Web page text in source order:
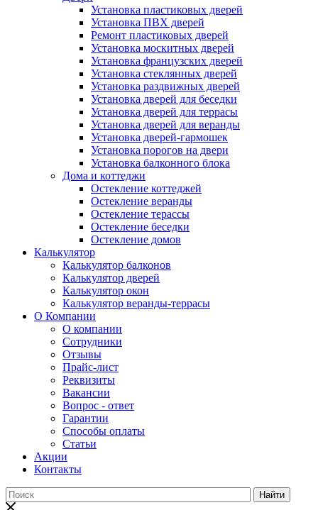
Установка пластиковых дверей
Установка ПВХ дверей
Ремонт пластиковых дверей
Установка москитных дверей
Установка французских дверей
Установка стеклянных дверей
Установка раздвижных дверей
Установка дверей для беседки
Установка дверей для террасы
Установка дверей для веранды
Установка дверей-гармошек
Установка порогов на двери
Установка балконного блока
Дома и коттеджи
Остекление коттеджей
Остекление веранды
Остекление терассы
Остекление беседки
Остекление домов
Калькулятор
Калькулятор балконов
Калькулятор дверей
Калькулятор окон
Калькулятор веранды-террасы
О Компании
О компании
Сотрудники
Отзывы
Прайс-лист
Реквизиты
Вакансии
Вопрос - ответ
Гарантии
Способы оплаты
Статьи
Акции
Контакты
Найти